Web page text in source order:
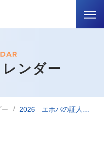
ンダー